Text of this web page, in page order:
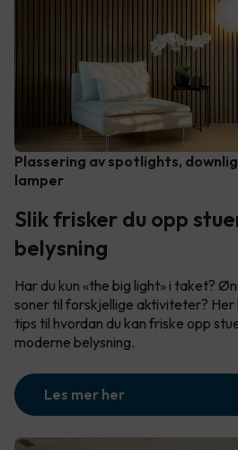
Plassering av spotlights,
lamper
Slik frisker du opp
belysning
Har du kun «the big light» i taket?
soner til forskjellige aktiviteter? Her
tips til hvordan du kan friske opp
moderne belysning.
Les mer her